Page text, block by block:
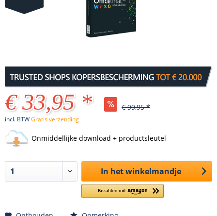
€ 33,95 * € 99,95 *
incl. BTWGratis verzending
Onmiddellijke download + productsleutel
In het winkelmandje